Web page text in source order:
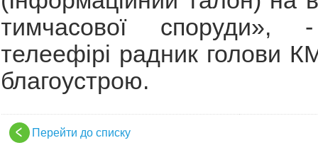
тимчасової споруди»,
телеефірі радник голови
благоустрою.
Перейти до списку